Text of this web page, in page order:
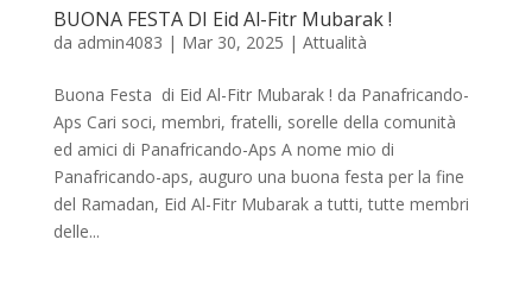
BUONA FESTA DI Eid Al-Fitr Mubarak !
da admin4083 | Mar 30, 2025 | Attualità
Buona Festa di Eid Al-Fitr Mubarak ! da Panafricando-
Aps Cari soci, membri, fratelli, sorelle della comunità
ed amici di Panafricando-Aps A nome mio di
Panafricando-aps, auguro una buona festa per la fine
del Ramadan, Eid Al-Fitr Mubarak a tutti, tutte membri
delle...